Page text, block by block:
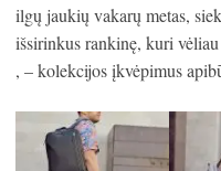
ilgų jaukių vakarų metas,
išsirinkus rankinę, kuri
, – kolekcijos įkvėpimus